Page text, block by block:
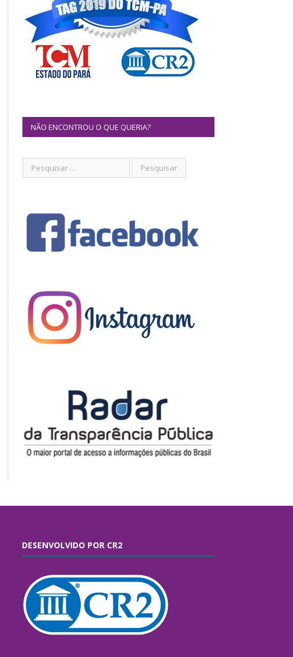
NÃO ENCONTROU O QUE QUERIA?
DESENVOLVIDO POR CR2